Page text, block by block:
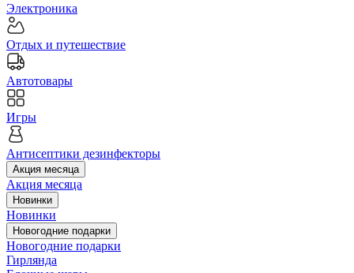
Электроника
Отдых и путешествие
Автотовары
Игры
Антисептики дезинфекторы
Акция месяца
Акция месяца
Новинки
Новинки
Новогодние подарки
Новогодние подарки
Гирлянда